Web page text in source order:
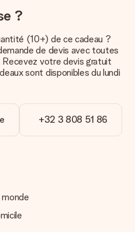
?
paiement suivantes : Paypal,
Comptez un délai de
cadeau ne vous plaise pas.
notre service client qui
le cadeau ?
avec le cadeau. Nous vous
?
(10+) de ce cadeau ?
de devis avec toutes
votre devis gratuit
sont disponibles du lundi
+32 3 808 51 86